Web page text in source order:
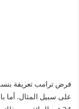
على سبيل المثال. أما